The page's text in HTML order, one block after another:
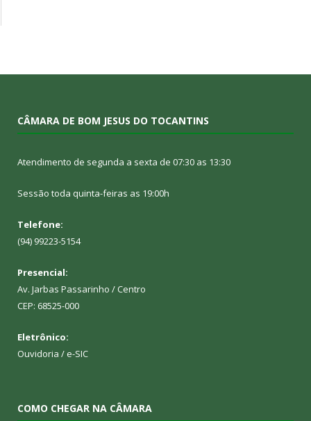
CÂMARA DE BOM JESUS DO TOCANTINS
Atendimento de segunda a sexta de 07:30 as 13:30
Sessão toda quinta-feiras as 19:00h
Telefone:
(94) 99223-5154
Presencial:
Av. Jarbas Passarinho / Centro
CEP: 68525-000
Eletrônico:
Ouvidoria / e-SIC
COMO CHEGAR NA CÂMARA